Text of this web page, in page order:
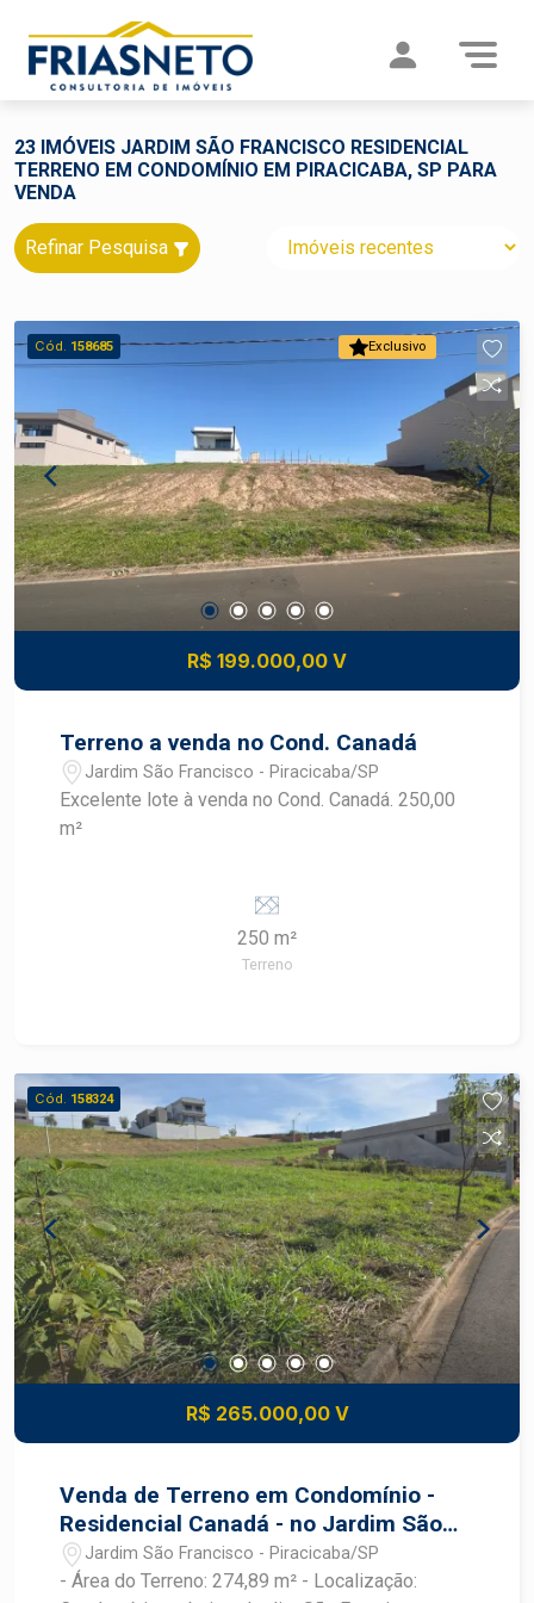
23 IMÓVEIS JARDIM SÃO FRANCISCO RESIDENCIAL
TERRENO EM CONDOMÍNIO EM PIRACICABA, SP PARA
VENDA
Refinar Pesquisa
Exclusivo
Cód. 158685
R$ 199.000,00 V
Terreno a venda no Cond. Canadá
Jardim São Francisco - Piracicaba/SP
Excelente lote à venda no Cond. Canadá. 250,00
m²
250 m²
Terreno
Cód. 158324
R$ 265.000,00 V
Venda de Terreno em Condomínio -
Residencial Canadá - no Jardim São
Francisco - Piracicaba/SP
Jardim São Francisco - Piracicaba/SP
- Área do Terreno: 274,89 m² - Localização: